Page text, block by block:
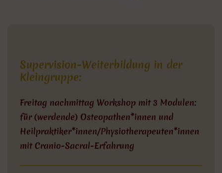
Supervision-Weiterbildung in der
Kleingruppe:
Freitag nachmittag Workshop mit 3 Modulen:
für (werdende) Osteopathen*innen und
Heilpraktiker*innen/Physiotherapeuten*innen
mit Cranio-Sacral-Erfahrung